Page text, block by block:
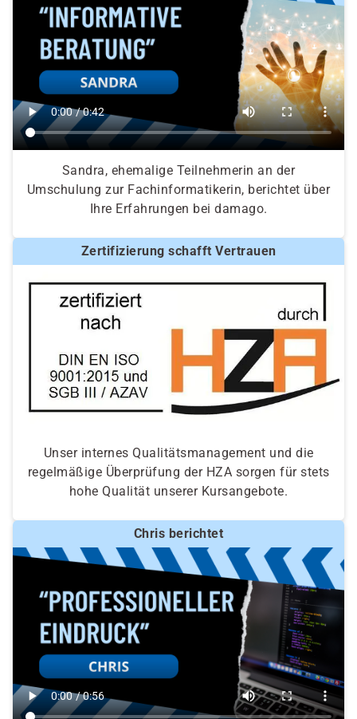
Sandra, ehemalige Teilnehmerin an der
Umschulung zur Fachinformatikerin, berichtet über
Ihre Erfahrungen bei damago.
Zertifizierung schafft Vertrauen
Unser internes Qualitätsmanagement und die
regelmäßige Überprüfung der HZA sorgen für stets
hohe Qualität unserer Kursangebote.
Chris berichtet